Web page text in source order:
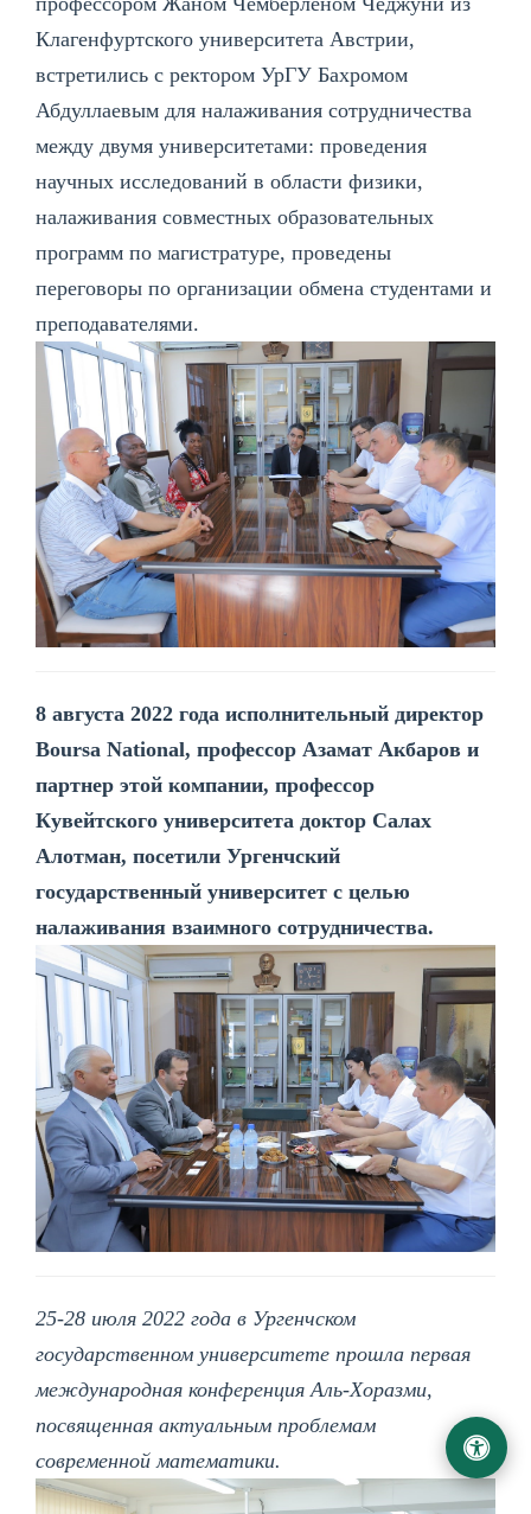
Клагенфуртского университета Австрии,
встретились с ректором УрГУ Бахромом
Абдуллаевым для налаживания сотрудничества
между двумя университетами: проведения
научных исследований в области физики,
налаживания совместных образовательных
программ по магистратуре, проведены
переговоры по организации обмена студентами и
преподавателями.
8 августа 2022 года исполнительный директор
Boursa National, профессор Азамат Акбаров и
партнер этой компании, профессор
Кувейтского университета доктор Салах
Алотман, посетили Ургенчский
государственный университет с целью
налаживания взаимного сотрудничества.
25-28 июля 2022 года в Ургенчском
государственном университете прошла первая
международная конференция Аль-Хоразми,
посвященная актуальным проблемам
современной математики.